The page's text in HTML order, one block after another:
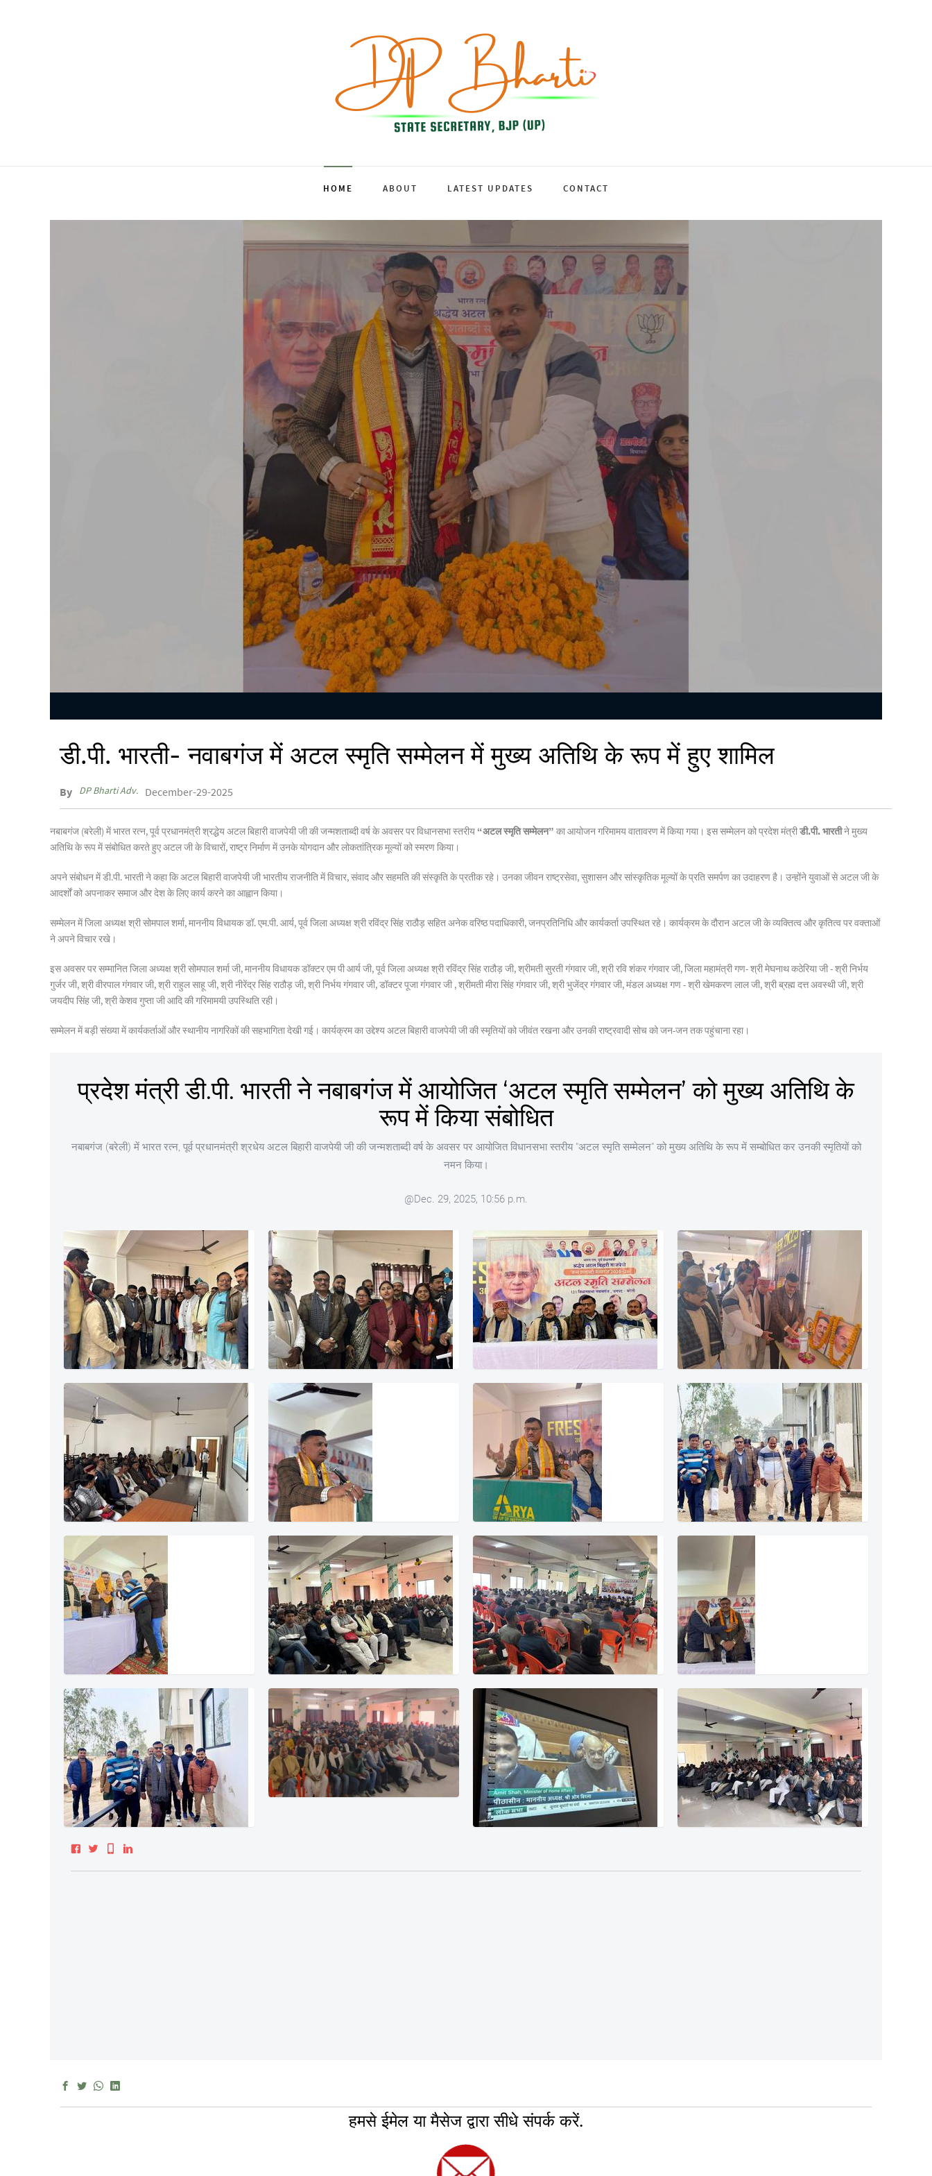
HOME ABOUT LATEST UPDATES CONTACT
डी.पी. भारती- नवाबगंज में अटल स्मृति सम्मेलन में मुख्य अतिथि के रूप में हुए शामिल
By DP Bharti Adv. December-29-2025
नबाबगंज (बरेली) में भारत रत्न, पूर्व प्रधानमंत्री श्रद्धेय अटल बिहारी वाजपेयी जी की जन्मशताब्दी वर्ष के अवसर पर विधानसभा स्तरीय“अटल स्मृति सम्मेलन” का आयोजन गरिमामय वातावरण में किया गया। इस सम्मेलन को प्रदेश मंत्रीडी.पी. भारतीने मुख्य
अतिथि के रूप में संबोधित करते हुए अटल जी के विचारों, राष्ट्र निर्माण में उनके योगदान और लोकतांत्रिक मूल्यों को स्मरण किया।
अपने संबोधन में डी.पी. भारती ने कहा कि अटल बिहारी वाजपेयी जी भारतीय राजनीति में विचार, संवाद और सहमति की संस्कृति के प्रतीक रहे। उनका जीवन राष्ट्रसेवा, सुशासन और सांस्कृतिक मूल्यों के प्रति समर्पण का उदाहरण है। उन्होंने युवाओं से अटल जी के
आदर्शों को अपनाकर समाज और देश के लिए कार्य करने का आह्वान किया।
सम्मेलन में जिला अध्यक्ष श्री सोमपाल शर्मा, माननीय विधायक डॉ. एम.पी. आर्य, पूर्व जिला अध्यक्ष श्री रविंद्र सिंह राठौड़ सहित अनेक वरिष्ठ पदाधिकारी, जनप्रतिनिधि और कार्यकर्ता उपस्थित रहे। कार्यक्रम के दौरान अटल जी के व्यक्तित्व और कृतित्व पर वक्ताओं
ने अपने विचार रखे।
इस अवसर पर सम्मानित जिला अध्यक्ष श्री सोमपाल शर्मा जी, माननीय विधायक डॉक्टर एम पी आर्य जी, पूर्व जिला अध्यक्ष श्री रविंद्र सिंह राठौड़ जी, श्रीमती सुरती गंगवार जी, श्री रवि शंकर गंगवार जी, जिला महामंत्री गण- श्री मेघनाथ कठेरिया जी - श्री निर्भय
गुर्जर जी, श्री वीरपाल गंगवार जी, श्री राहुल साहू जी, श्री नीरेंद्र सिंह राठौड़ जी, श्री निर्भय गंगवार जी, डॉक्टर पूजा गंगवार जी , श्रीमती मीरा सिंह गंगवार जी, श्री भुजेंद्र गंगवार जी, मंडल अध्यक्ष गण - श्री खेमकरण लाल जी, श्री ब्रह्म दत्त अवस्थी जी, श्री
जयदीप सिंह जी, श्री केशव गुप्ता जी आदि की गरिमामयी उपस्थिति रही।
सम्मेलन में बड़ी संख्या में कार्यकर्ताओं और स्थानीय नागरिकों की सहभागिता देखी गई। कार्यक्रम का उद्देश्य अटल बिहारी वाजपेयी जी की स्मृतियों को जीवंत रखना और उनकी राष्ट्रवादी सोच को जन-जन तक पहुंचाना रहा।
हमसे ईमेल या मैसेज द्वारा सीधे संपर्क करें.